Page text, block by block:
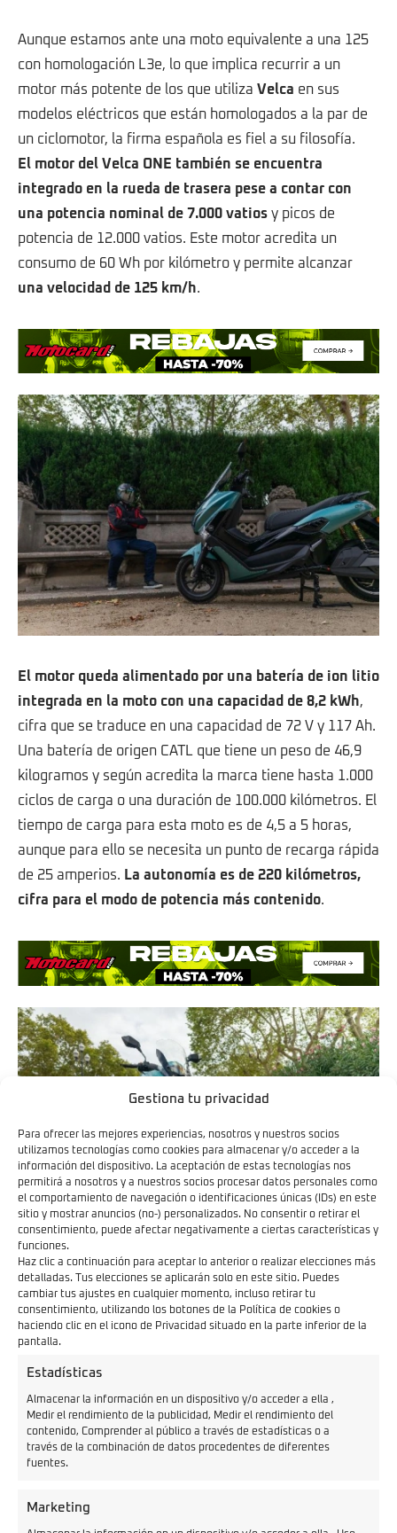
Gestiona tu privacidad
Para ofrecer las mejores experiencias, nosotros y nuestros socios
utilizamos tecnologías como cookies para almacenar y/o acceder a la
información del dispositivo. La aceptación de estas tecnologías nos
permitirá a nosotros y a nuestros socios procesar datos personales como
el comportamiento de navegación o identificaciones únicas (IDs) en este
sitio y mostrar anuncios (no-) personalizados. No consentir o retirar el
consentimiento, puede afectar negativamente a ciertas características y
funciones.
Haz clic a continuación para aceptar lo anterior o realizar elecciones más
detalladas. Tus elecciones se aplicarán solo en este sitio. Puedes
cambiar tus ajustes en cualquier momento, incluso retirar tu
consentimiento, utilizando los botones de la Política de cookies o
haciendo clic en el icono de Privacidad situado en la parte inferior de la
pantalla.
Estadísticas
Almacenar la información en un dispositivo y/o acceder a ella ,
Medir el rendimiento de la publicidad, Medir el rendimiento del
contenido, Comprender al público a través de estadísticas o a
través de la combinación de datos procedentes de diferentes
fuentes.
Marketing
Aunque estamos ante una moto equivalente a una 125
con homologación L3e, lo que implica recurrir a un
motor más potente de los que utiliza Velca en sus
modelos eléctricos que están homologados a la par de
un ciclomotor, la firma española es fiel a su filosofía.
El motor del Velca ONE también se encuentra
integrado en la rueda de trasera pese a contar con
una potencia nominal de 7.000 vatios y picos de
potencia de 12.000 vatios. Este motor acredita un
consumo de 60 Wh por kilómetro y permite alcanzar
una velocidad de 125 km/h.
El motor queda alimentado por una batería de ion litio
integrada en la moto con una capacidad de 8,2 kWh,
cifra que se traduce en una capacidad de 72 V y 117 Ah.
Una batería de origen CATL que tiene un peso de 46,9
kilogramos y según acredita la marca tiene hasta 1.000
ciclos de carga o una duración de 100.000 kilómetros. El
tiempo de carga para esta moto es de 4,5 a 5 horas,
aunque para ello se necesita un punto de recarga rápida
de 25 amperios. La autonomía es de 220 kilómetros,
cifra para el modo de potencia más contenido.
Con un peso final de 103,1 kilogramos, el Velca ONE
cuenta en la parte ciclo con un sistema de frenado
con discos tanto delante como detrás y tecnología
. Pese a que ambos neumáticos montan llantas de
ligeramente distinto a la rueda delantera para dar
cabida al motor integrado que ofrece un sistema de
marcha atrás.
toma USB para la carga de dispositivos electrónicos,